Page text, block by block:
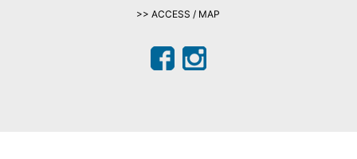
>> ACCESS / MAP